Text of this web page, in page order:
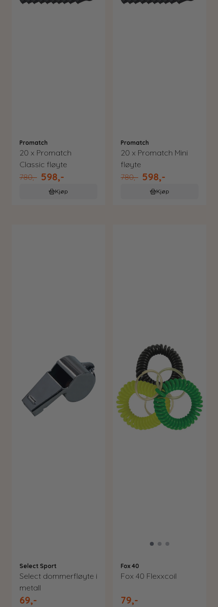
Promatch
20 x Promatch
Classic fløyte
780,- 598,-
Kjøp
Promatch
20 x Promatch Mini
fløyte
780,- 598,-
Kjøp
Select Sport
Select dommerfløyte i
metall
69,-
Fox 40
Fox 40 Flexxcoil
79,-